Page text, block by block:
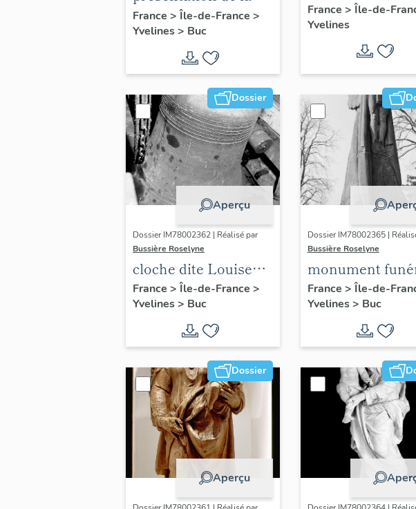
commune de Buc
France > Île-de-France >
Yvelines> Buc
fermes
France > Île-de-
Yvelines
Dossier
Aperçu
Dossier IM78002362 | Réalisé par
Bussière Roselyne
cloche dite Louise
Auguste Adélaïde
France > Île-de-France >
Yvelines> Buc
Dossier IM78002365 |
Bussière Roselyne
monument
de Jean Casale
France > Île-de-
Yvelines> Buc
Dossier
Aperçu